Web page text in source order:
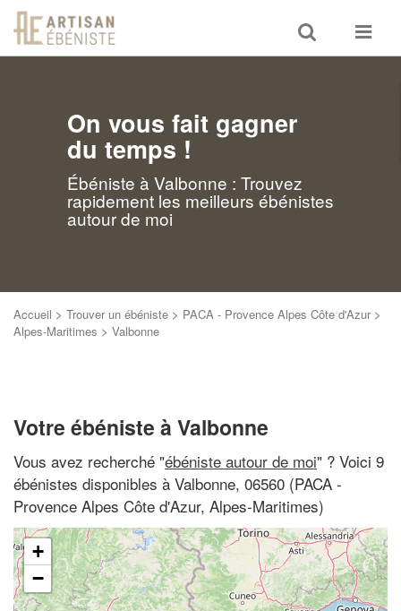
Toggle
search
Toggle
On vous fait gagner
du temps !
Ébéniste à Valbonne : Trouvez
rapidement les meilleurs ébénistes
autour de moi
Accueil > Trouver un ébéniste > PACA - Provence Alpes Côte d'Azur >
Alpes-Maritimes > Valbonne
Votre ébéniste à Valbonne
Vous avez recherché "ébéniste autour de moi" ? Voici 9
ébénistes disponibles à Valbonne, 06560 (PACA -
Provence Alpes Côte d'Azur, Alpes-Maritimes)
+
−